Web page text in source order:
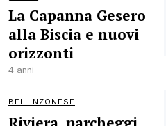
La Capanna Gesero
alla Biscia e nuovi
orizzonti
4 anni
BELLINZONESE